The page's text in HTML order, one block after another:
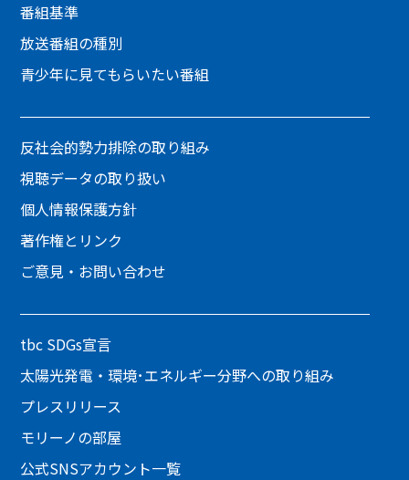
番組基準
放送番組の種別
青少年に見てもらいたい番組
反社会的勢力排除の取り組み
視聴データの取り扱い
個人情報保護方針
著作権とリンク
ご意見・お問い合わせ
tbc SDGs宣言
太陽光発電・環境･エネルギー分野への取り組み
プレスリリース
モリーノの部屋
公式SNSアカウント一覧